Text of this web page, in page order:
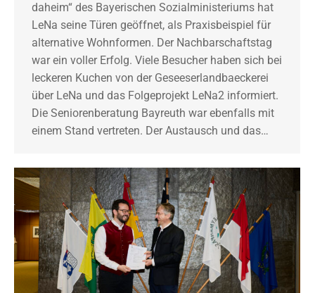
daheim“ des Bayerischen Sozialministeriums hat
LeNa seine Türen geöffnet, als Praxisbeispiel für
alternative Wohnformen. Der Nachbarschaftstag
war ein voller Erfolg. Viele Besucher haben sich bei
leckeren Kuchen von der Geseeserlandbaeckerei
über LeNa und das Folgeprojekt LeNa2 informiert.
Die Seniorenberatung Bayreuth war ebenfalls mit
einem Stand vertreten. Der Austausch und das…